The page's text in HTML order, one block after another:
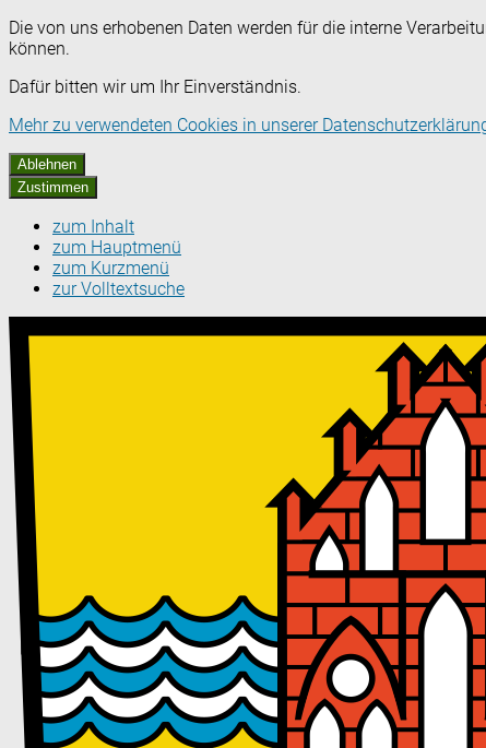
Die von uns erhobenen Daten werden für die interne
können.
Dafür bitten wir um Ihr Einverständnis.
Mehr zu verwendeten Cookies in unserer
Ablehnen
Zustimmen
zum Inhalt
zum Hauptmenü
zum Kurzmenü
zur Volltextsuche